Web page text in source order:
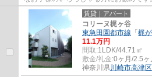
間は200ｍ程の上り坂ですが、溝口駅行
賃貸｜アパート
コリーヌ梶ヶ谷
東急田園都市線 「 梶
11.1万円
間取:1LDK/44.71㎡
敷金/礼金:0ヶ月/2.5ヶ
神奈川県川崎市高津区